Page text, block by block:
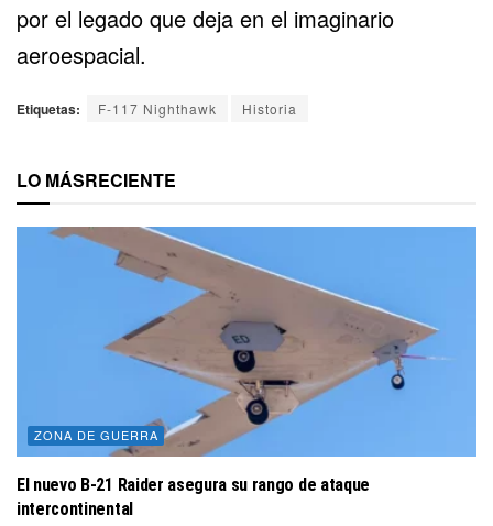
por el legado que deja en el imaginario
aeroespacial.
Etiquetas: F-117 Nighthawk Historia
LO MÁSRECIENTE
ZONA DE GUERRA
El nuevo B-21 Raider asegura su rango de ataque
intercontinental